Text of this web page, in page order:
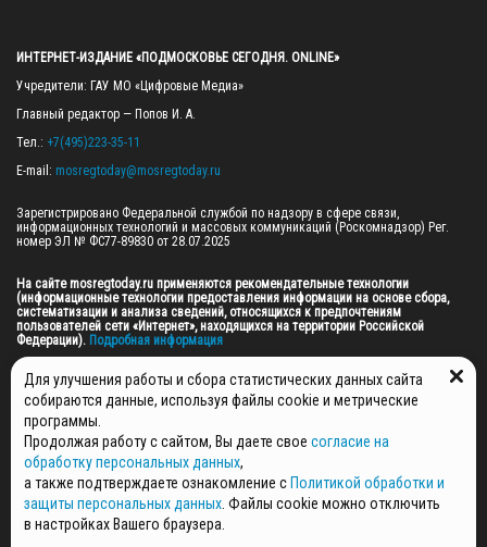
ИНТЕРНЕТ-ИЗДАНИЕ «ПОДМОСКОВЬЕ СЕГОДНЯ. ONLINE»
Учредители: ГАУ МО «Цифровые Медиа»
Главный редактор — Попов И. А.
Тел.: +7(495)223-35-11
E-mail: mosregtoday@mosregtoday.ru
Зарегистрировано Федеральной службой по надзору в сфере связи,
информационных технологий и массовых коммуникаций (Роскомнадзор) Рег.
номер ЭЛ № ФС77-89830 от 28.07.2025
На сайте mosregtoday.ru применяются рекомендательные технологии
(информационные технологии предоставления информации на основе сбора,
систематизации и анализа сведений, относящихся к предпочтениям
пользователей сети «Интернет», находящихся на территории Российской
Федерации). Подробная информация
© 2026 ПРАВА НА ВСЕ МАТЕРИАЛЫ САЙТА ПРИНАДЛЕЖАТ ГАУ МО "ЦИФРОВЫЕ
МЕДИА" (ОГРН: 1255000059467).
ПОЛИТИКА ОБРАБОТКИ И ЗАЩИТЫ ПЕРСОНАЛЬНЫХ ДАННЫХ
НОВОСТИ
ГАЗЕТЫ
РЕКЛАМОДАТЕЛЯМ
Для улучшения работы и сбора статистических данных сайта
собираются данные, используя файлы cookie и метрические
программы.
Продолжая работу с сайтом, Вы даете свое согласие на
обработку персональных данных,
а также подтверждаете ознакомление с Политикой обработки и
защиты персональных данных . Файлы cookie можно отключить
в настройках Вашего браузера.